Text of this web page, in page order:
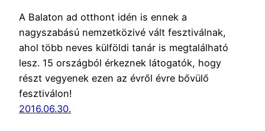
A Balaton ad otthont idén is ennek a
nagyszabású nemzetközivé vált fesztiválnak,
ahol több neves külföldi tanár is megtalálható
lesz. 15 országból érkeznek látogatók, hogy
részt vegyenek ezen az évről évre bővülő
fesztiválon!
2016.06.30.